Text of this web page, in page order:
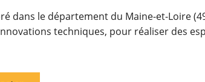
dans le département du Maine-et-Loire
techniques, pour réaliser des